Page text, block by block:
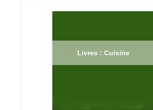
Livres : Cuisine